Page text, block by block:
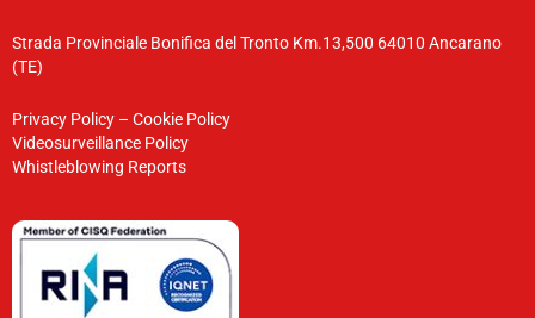
Strada Provinciale Bonifica del Tronto Km.13,500 64010 Ancarano
(TE)
Privacy Policy – Cookie Policy
Videosurveillance Policy
Whistleblowing Reports